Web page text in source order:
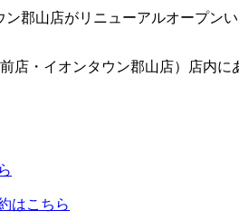
郡山店がリニューアルオープン
・イオンタウン郡山店）店内に
はこちら